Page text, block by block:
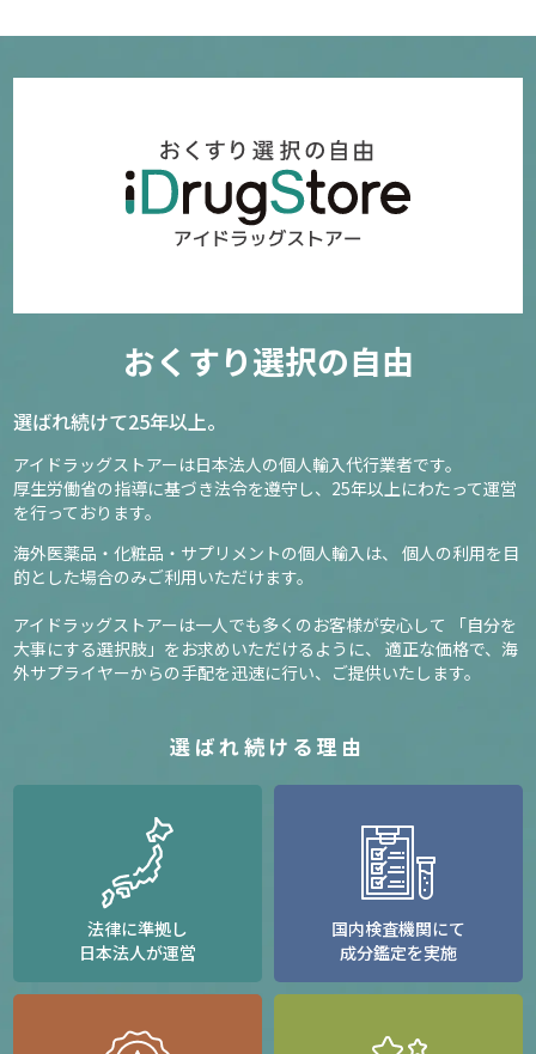
おくすり選択の自由
選ばれ続けて25年以上。
アイドラッグストアーは日本法人の個人輸入代行業者です。
厚生労働省の指導に基づき法令を遵守し、 25年以上にわたって運営
を行っております。
海外医薬品・化粧品・サプリメントの個人輸入は、
個人の利用を目
的とした場合のみご利用いただけます。
アイドラッグストアーは一人でも多くのお客様が安心して
「自分を
大事にする選択肢」をお求めいただけるように、
適正な価格で、海
外サプライヤーからの手配を迅速に行い、ご提供いたします。
選ばれ続ける理由
法律に準拠し
日本法人が運営
国内検査機関にて
成分鑑定を実施